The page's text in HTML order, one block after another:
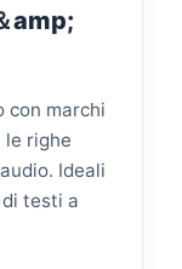
amp;
con marchi
righe
Ideali
testi a